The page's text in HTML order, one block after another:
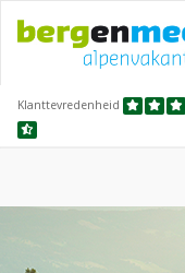
Klanttevredenheid